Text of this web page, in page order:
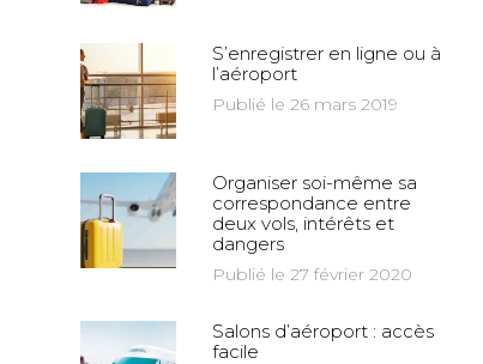
S’enregistrer en ligne ou à
l’aéroport
Publié le 26 mars 2019
Organiser soi-même sa
correspondance entre
deux vols, intérêts et
dangers
Publié le 27 février 2020
Salons d’aéroport : accès
facile